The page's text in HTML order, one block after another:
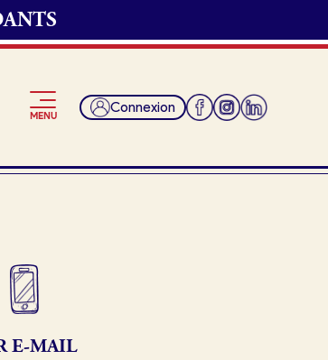
MENU Connexion
Je suis fournisseur
E-MAIL